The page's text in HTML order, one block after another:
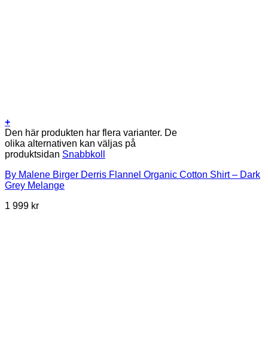
+
Den här produkten har flera varianter. De
olika alternativen kan väljas på
produktsidan Snabbkoll
By Malene Birger Derris Flannel Organic Cotton Shirt – Dark
Grey Melange
1 999 kr